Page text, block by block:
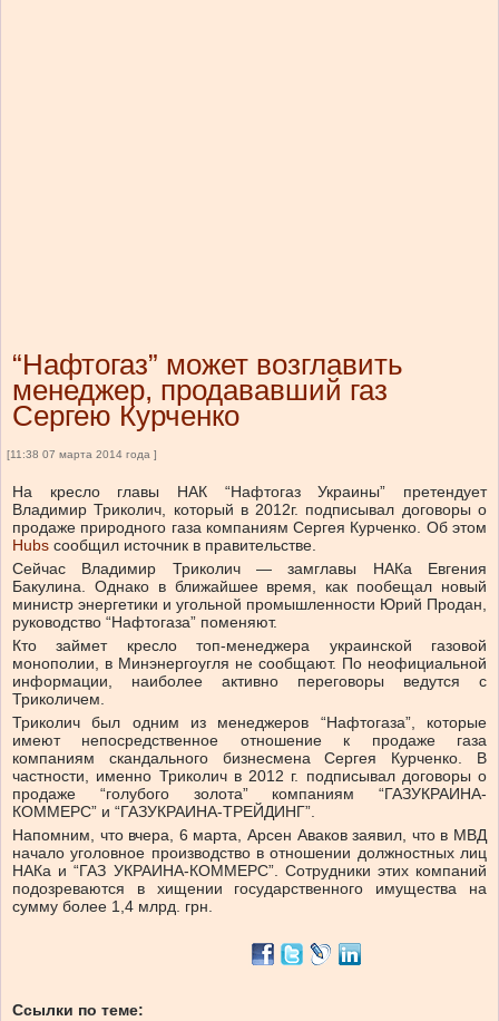
“Нафтогаз” может возглавить
менеджер, продававший газ
Сергею Курченко
[11:38 07 марта 2014 года ]
На кресло главы НАК “Нафтогаз Украины” претендует
Владимир Триколич, который в 2012г. подписывал договоры о
продаже природного газа компаниям Сергея Курченко. Об этом
Hubs сообщил источник в правительстве.
Сейчас Владимир Триколич — замглавы НАКа Евгения
Бакулина. Однако в ближайшее время, как пообещал новый
министр энергетики и угольной промышленности Юрий Продан,
руководство “Нафтогаза” поменяют.
Кто займет кресло топ-менеджера украинской газовой
монополии, в Минэнергоугля не сообщают. По неофициальной
информации, наиболее активно переговоры ведутся с
Триколичем.
Триколич был одним из менеджеров “Нафтогаза”, которые
имеют непосредственное отношение к продаже газа
компаниям скандального бизнесмена Сергея Курченко. В
частности, именно Триколич в 2012 г. подписывал договоры о
продаже “голубого золота” компаниям “ГАЗУКРАИНА-
КОММЕРС” и “ГАЗУКРАИНА-ТРЕЙДИНГ”.
Напомним, что вчера, 6 марта, Арсен Аваков заявил, что в МВД
начало уголовное производство в отношении должностных лиц
НАКа и “ГАЗ УКРАИНА-КОММЕРС”. Сотрудники этих компаний
подозреваются в хищении государственного имущества на
сумму более 1,4 млрд. грн.
Ссылки по теме: